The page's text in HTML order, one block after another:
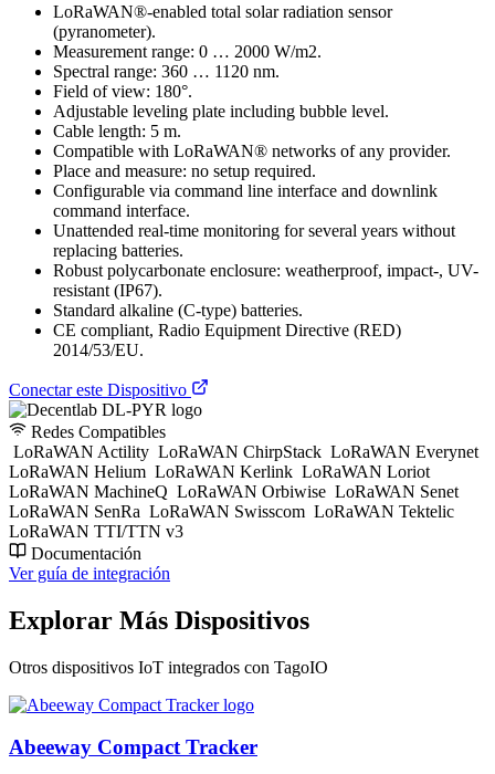
LoRaWAN®-enabled total solar radiation sensor
(pyranometer).
Measurement range: 0 … 2000 W/m2.
Spectral range: 360 … 1120 nm.
Field of view: 180°.
Adjustable leveling plate including bubble level.
Cable length: 5 m.
Compatible with LoRaWAN® networks of any provider.
Place and measure: no setup required.
Configurable via command line interface and downlink
command interface.
Unattended real-time monitoring for several years without
replacing batteries.
Robust polycarbonate enclosure: weatherproof, impact-, UV-
resistant (IP67).
Standard alkaline (C-type) batteries.
CE compliant, Radio Equipment Directive (RED)
2014/53/EU.
Conectar este Dispositivo
Redes Compatibles
LoRaWAN Actility LoRaWAN ChirpStack LoRaWAN Everynet
LoRaWAN Helium LoRaWAN Kerlink LoRaWAN Loriot
LoRaWAN MachineQ LoRaWAN Orbiwise LoRaWAN Senet
LoRaWAN SenRa LoRaWAN Swisscom LoRaWAN Tektelic
LoRaWAN TTI/TTN v3
Documentación
Ver guía de integración
Explorar Más Dispositivos
Otros dispositivos IoT integrados con TagoIO
Abeeway Compact Tracker